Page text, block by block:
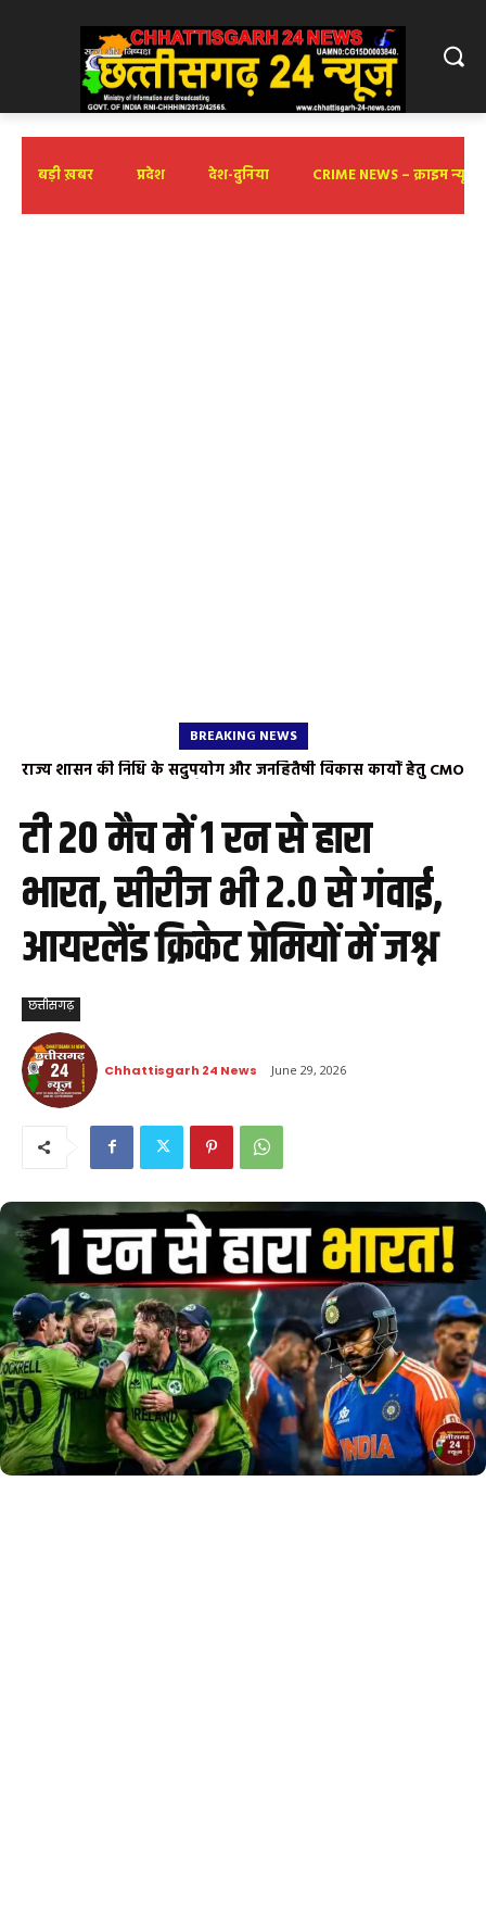
बड़ी ख़बर प्रदेश देश-दुनिया CRIME NEWS – क्राइम न्यूज़
BREAKING NEWS
राज्य शासन की निधि के सदुपयोग और जनहितैषी विकास कार्यों हेतु CMO
औचित्यहीन कार्यों को निरस्त कर नए प्रस्ताव भेजने की उठाई मांग
नगर पालिका शिवपुर चर्चा की नवागत सीएमओ मुक्ता सिंह चौहान से
सौजन्य मुलाकात; नगर विकास व जनहित के मुद्दों पर हुई चर्चा
टी 20 मैच में 1 रन से हारा
भारत, सीरीज भी 2.0 से गंवाई,
आयरलैंड क्रिकेट प्रेमियों में जश्न
छत्तीसगढ़
Chhattisgarh 24 News June 29, 2026